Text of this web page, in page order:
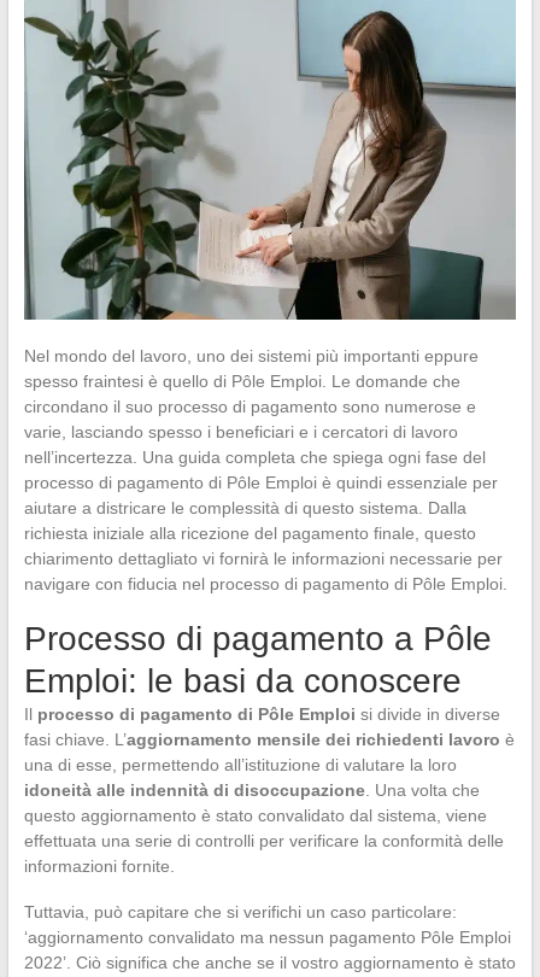
Nel mondo del lavoro, uno dei sistemi più importanti eppure
spesso fraintesi è quello di Pôle Emploi. Le domande che
circondano il suo processo di pagamento sono numerose e
varie, lasciando spesso i beneficiari e i cercatori di lavoro
nell’incertezza. Una guida completa che spiega ogni fase del
processo di pagamento di Pôle Emploi è quindi essenziale per
aiutare a districare le complessità di questo sistema. Dalla
richiesta iniziale alla ricezione del pagamento finale, questo
chiarimento dettagliato vi fornirà le informazioni necessarie per
navigare con fiducia nel processo di pagamento di Pôle Emploi.
Processo di pagamento a Pôle
Emploi: le basi da conoscere
Il processo di pagamento di Pôle Emploi si divide in diverse
fasi chiave. L’aggiornamento mensile dei richiedenti lavoro è
una di esse, permettendo all’istituzione di valutare la loro
idoneità alle indennità di disoccupazione. Una volta che
questo aggiornamento è stato convalidato dal sistema, viene
effettuata una serie di controlli per verificare la conformità delle
informazioni fornite.
Tuttavia, può capitare che si verifichi un caso particolare:
‘aggiornamento convalidato ma nessun pagamento Pôle Emploi
2022’. Ciò significa che anche se il vostro aggiornamento è stato